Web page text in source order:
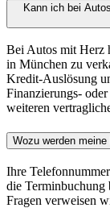
Kann ich bei
Bei Autos mit Herz
in München zu
Kredit-Auslösung
Finanzierungs-
weiteren
Wozu werden
Ihre
die Terminbuchung
Fragen verweisen